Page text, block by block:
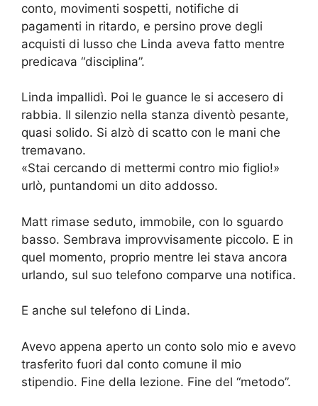
conto, movimenti sospetti, notifiche di
pagamenti in ritardo, e persino prove degli
acquisti di lusso che Linda aveva fatto mentre
predicava “disciplina”.
Linda impallidì. Poi le guance le si accesero di
rabbia. Il silenzio nella stanza diventò pesante,
quasi solido. Si alzò di scatto con le mani che
tremavano.
«Stai cercando di mettermi contro mio figlio!»
urlò, puntandomi un dito addosso.
Matt rimase seduto, immobile, con lo sguardo
basso. Sembrava improvvisamente piccolo. E in
quel momento, proprio mentre lei stava ancora
urlando, sul suo telefono comparve una notifica.
E anche sul telefono di Linda.
Avevo appena aperto un conto solo mio e avevo
trasferito fuori dal conto comune il mio
stipendio. Fine della lezione. Fine del “metodo”.